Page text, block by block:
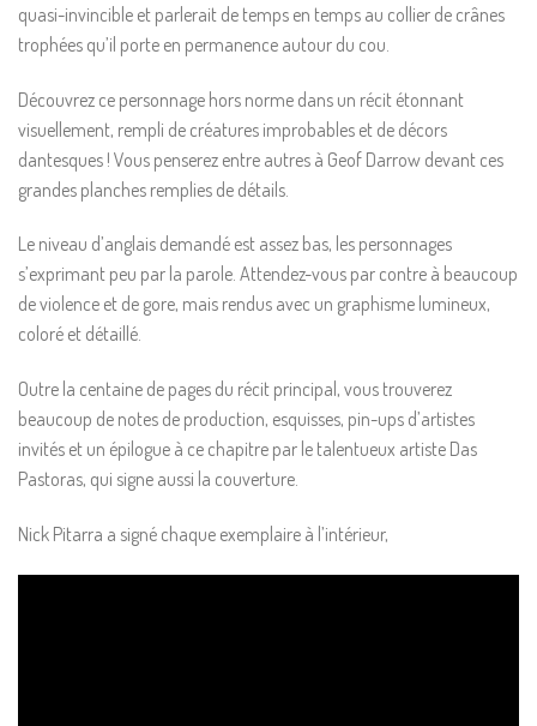
quasi-invincible et parlerait de temps en temps au collier de crânes
trophées qu’il porte en permanence autour du cou.
Découvrez ce personnage hors norme dans un récit étonnant
visuellement, rempli de créatures improbables et de décors
dantesques ! Vous penserez entre autres à Geof Darrow devant ces
grandes planches remplies de détails.
Le niveau d’anglais demandé est assez bas, les personnages
s’exprimant peu par la parole. Attendez-vous par contre à beaucoup
de violence et de gore, mais rendus avec un graphisme lumineux,
coloré et détaillé.
Outre la centaine de pages du récit principal, vous trouverez
beaucoup de notes de production, esquisses, pin-ups d’artistes
invités et un épilogue à ce chapitre par le talentueux artiste Das
Pastoras, qui signe aussi la couverture.
Nick Pitarra a signé chaque exemplaire à l’intérieur,